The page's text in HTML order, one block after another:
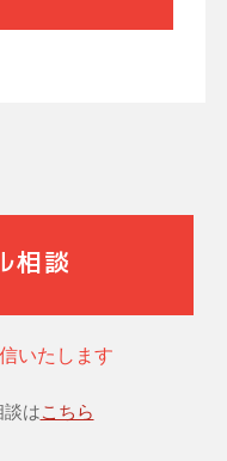
相談
いたします
談はこちら